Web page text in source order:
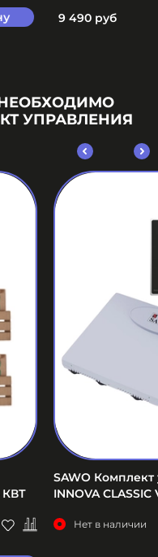
9 490 руб
УПРАВЛЕНИЯ
КВТ
SAWO
INNOVA
Нет в наличии